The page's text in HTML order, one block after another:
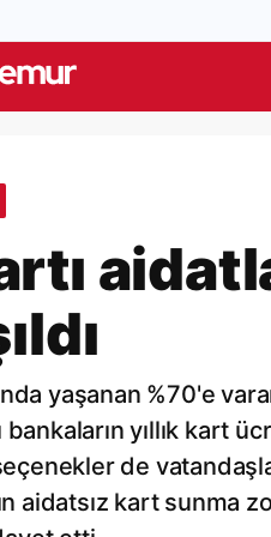
yaşanan %70'e
yıllık kart
de
aidatsız kart sunma